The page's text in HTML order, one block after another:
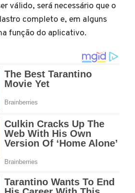
válido, será necessário que o
completo e, em alguns
função do aplicativo.